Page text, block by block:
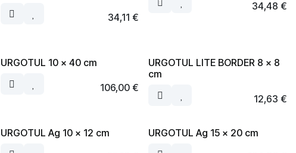
34,11 €
34,48 €
URGOTUL 10 x 40 cm
106,00 €
URGOTUL LITE BORDER 8 x 8
cm
12,63 €
URGOTUL Ag 10 x 12 cm URGOTUL Ag 15 x 20 cm